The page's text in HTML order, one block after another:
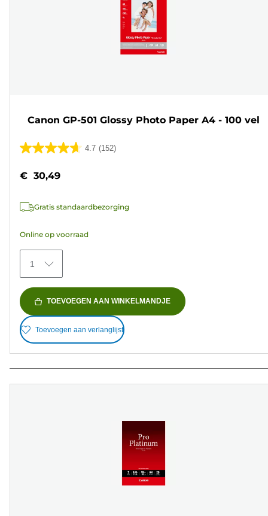
Canon GP-501 Glossy Photo Paper A4 - 100 vel
4.7 (152)
4.7
de
sterren.
beoordelingen
€ 30,49
Gratis standaardbezorging
Online op voorraad
1
TOEVOEGEN AAN WINKELMANDJE
Toevoegen aan verlanglijst